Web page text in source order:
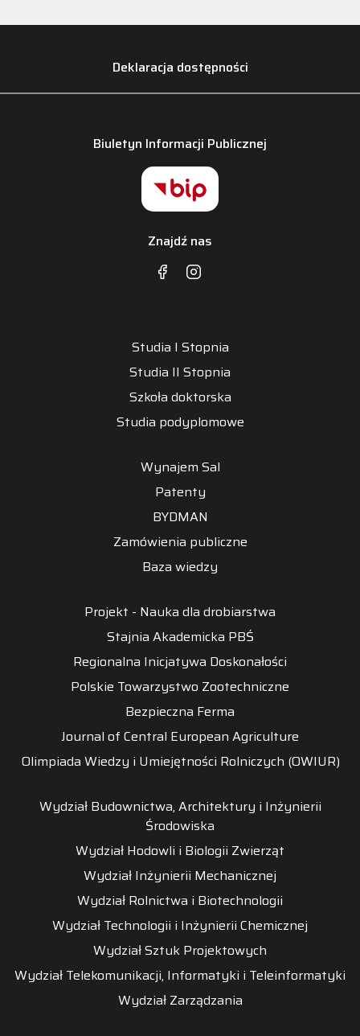
Deklaracja dostępności
Biuletyn Informacji Publicznej
Znajdź nas
Studia I Stopnia
Studia II Stopnia
Szkoła doktorska
Studia podyplomowe
Wynajem Sal
Patenty
BYDMAN
Zamówienia publiczne
Baza wiedzy
Projekt - Nauka dla drobiarstwa
Stajnia Akademicka PBŚ
Regionalna Inicjatywa Doskonałości
Polskie Towarzystwo Zootechniczne
Bezpieczna Ferma
Journal of Central European Agriculture
Olimpiada Wiedzy i Umiejętności Rolniczych (OWIUR)
Wydział Budownictwa, Architektury i Inżynierii
Środowiska
Wydział Hodowli i Biologii Zwierząt
Wydział Inżynierii Mechanicznej
Wydział Rolnictwa i Biotechnologii
Wydział Technologii i Inżynierii Chemicznej
Wydział Sztuk Projektowych
Wydział Telekomunikacji, Informatyki i Teleinformatyki
Wydział Zarządzania